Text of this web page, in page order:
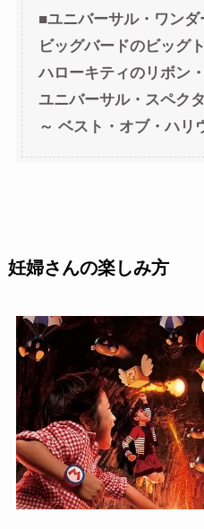
■ユニバーサル・ワンダ
ビッグバードのビッグ
ハローキティのリボン
ユニバーサル・スペク
～ ベスト・オブ・ハリ
妊婦さんの楽しみ方